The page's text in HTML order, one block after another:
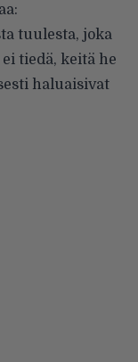
tuulesta, joka
tiedä, keitä he
haluaisivat